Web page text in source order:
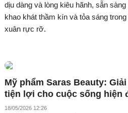
dịu dàng và lòng kiêu hãnh, sẵn
khao khát thầm kín và tỏa sáng
xuân rực rỡ.
Mỹ phẩm Saras Beauty:
tiện lợi cho cuộc sống hiện
18/05/2026 12:26